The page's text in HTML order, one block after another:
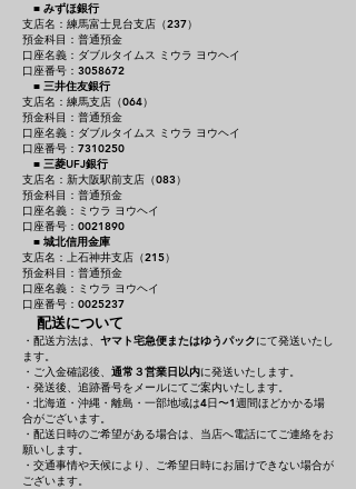
■ みずほ銀行
支店名：練馬富士見台支店（237）
預金科目：普通預金
口座名義：ダブルタイムス ミウラ ヨウヘイ
口座番号：3058672
■ 三井住友銀行
支店名：練馬支店（064）
預金科目：普通預金
口座名義：ダブルタイムス ミウラ ヨウヘイ
口座番号：7310250
■ 三菱UFJ銀行
支店名：新大阪駅前支店（083）
預金科目：普通預金
口座名義：ミウラ ヨウヘイ
口座番号：0021890
■ 城北信用金庫
支店名：上石神井支店（215）
預金科目：普通預金
口座名義：ミウラ ヨウヘイ
口座番号：0025237
配送について
・配送方法は、 ヤマト宅急便またはゆうパックにて発送いたし
ます。
・ご入金確認後、 通常３営業日以内に発送いたします。
・発送後、追跡番号をメールにてご案内いたします。
・北海道・沖縄・離島・一部地域は4日〜1週間ほどかかる場
合がございます。
・配送日時のご希望がある場合は、当店へ電話にてご連絡をお
願いします。
・交通事情や天候により、ご希望日時にお届けできない場合が
ございます。